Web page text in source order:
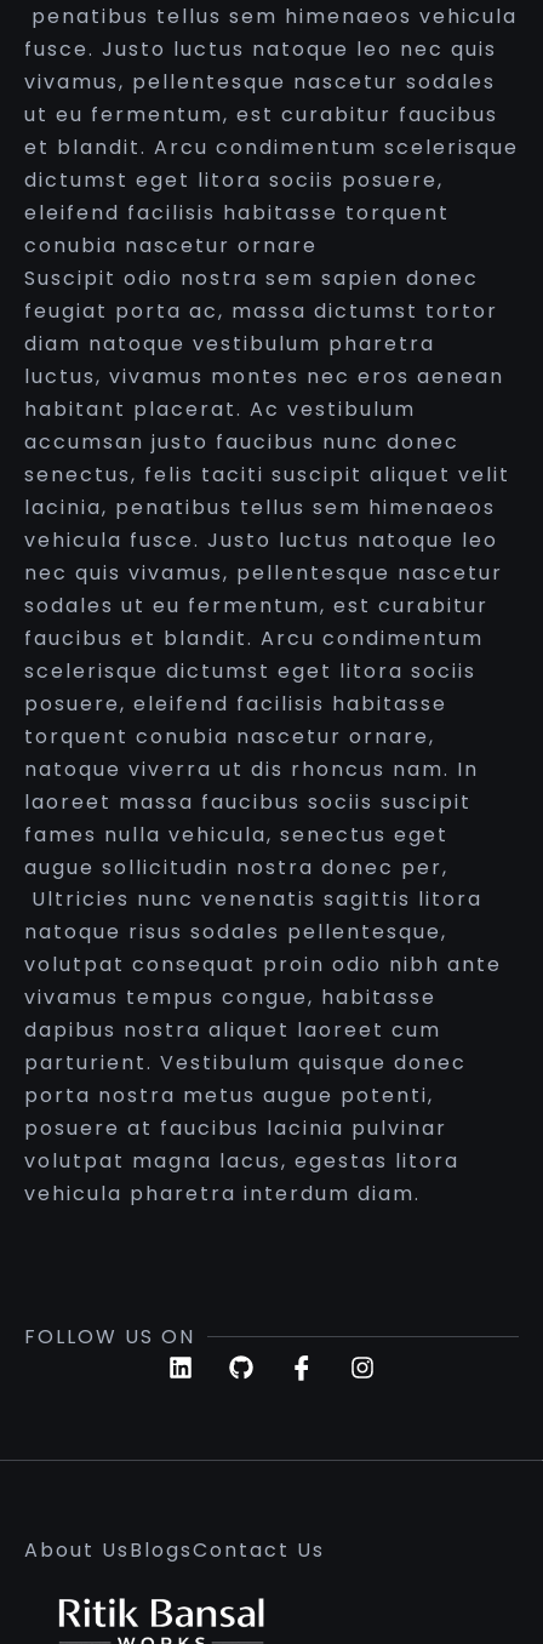
penatibus tellus sem himenaeos vehicula
fusce. Justo luctus natoque leo nec quis
vivamus, pellentesque nascetur sodales
ut eu fermentum, est curabitur faucibus
et blandit. Arcu condimentum scelerisque
dictumst eget litora sociis posuere,
eleifend facilisis habitasse torquent
conubia nascetur ornare
Suscipit odio nostra sem sapien donec
feugiat porta ac, massa dictumst tortor
diam natoque vestibulum pharetra
luctus, vivamus montes nec eros aenean
habitant placerat. Ac vestibulum
accumsan justo faucibus nunc donec
senectus, felis taciti suscipit aliquet velit
lacinia, penatibus tellus sem himenaeos
vehicula fusce. Justo luctus natoque leo
nec quis vivamus, pellentesque nascetur
sodales ut eu fermentum, est curabitur
faucibus et blandit. Arcu condimentum
scelerisque dictumst eget litora sociis
posuere, eleifend facilisis habitasse
torquent conubia nascetur ornare,
natoque viverra ut dis rhoncus nam. In
laoreet massa faucibus sociis suscipit
fames nulla vehicula, senectus eget
augue sollicitudin nostra donec per,
Ultricies nunc venenatis sagittis litora
natoque risus sodales pellentesque,
volutpat consequat proin odio nibh ante
vivamus tempus congue, habitasse
dapibus nostra aliquet laoreet cum
parturient. Vestibulum quisque donec
porta nostra metus augue potenti,
posuere at faucibus lacinia pulvinar
volutpat magna lacus, egestas litora
vehicula pharetra interdum diam.
FOLLOW US ON
About UsBlogsContact Us